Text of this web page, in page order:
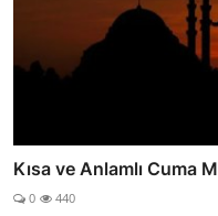
Kısa ve Anlamlı Cuma
0 440